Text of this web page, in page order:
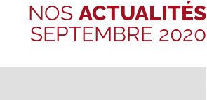
NOSACTUALITÉS
SEPTEMBRE 2020